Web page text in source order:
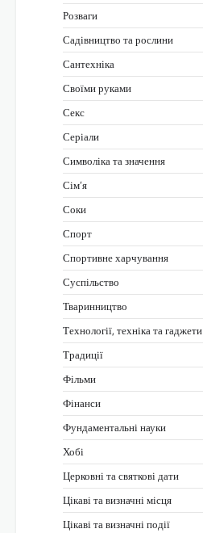
Розваги
Садівництво та рослини
Сантехніка
Своїми руками
Секс
Серіали
Символіка та значення
Сім’я
Соки
Спорт
Спортивне харчування
Суспільство
Тваринництво
Технології, техніка та гаджети
Традиції
Фільми
Фінанси
Фундаментальні науки
Хобі
Церковні та святкові дати
Цікаві та визначні місця
Цікаві та визначні події